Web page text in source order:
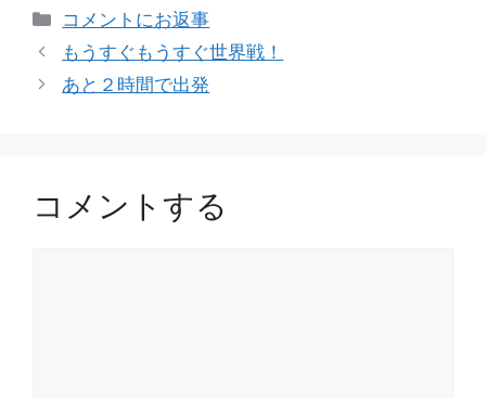
カ
テ
リ
コメントにお返事
もうすぐもうすぐ世界戦！
あと２時間で出発
コメントする